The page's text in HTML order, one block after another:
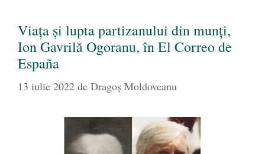
Viața și lupta partizanului din munți,
Ion Gavrilă Ogoranu, în El Correo de
España
13 iulie 2022 de Dragoş Moldoveanu